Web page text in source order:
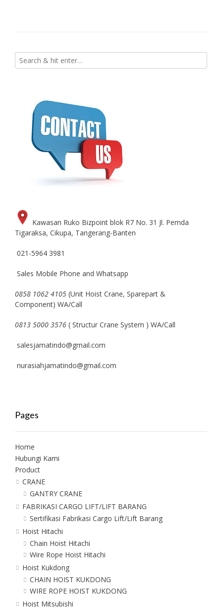
Kawasan Ruko Bizpoint blok R7 No. 31 Jl. Pemda
Tigaraksa, Cikupa, Tangerang-Banten
021-5964 3981
Sales Mobile Phone and Whatsapp
0858 1062 4105 (Unit Hoist Crane, Sparepart &
Component) WA/Call
0813 5000 3576 ( Structur Crane System ) WA/Call
salesjamatindo@gmail.com
nurasiahjamatindo@gmail.com
Pages
Home
Hubungi Kami
Product
CRANE
GANTRY CRANE
FABRIKASI CARGO LIFT/LIFT BARANG
Sertifikasi Fabrikasi Cargo Lift/Lift Barang
Hoist Hitachi
Chain Hoist Hitachi
Wire Rope Hoist Hitachi
Hoist Kukdong
CHAIN HOIST KUKDONG
WIRE ROPE HOIST KUKDONG
Hoist Mitsubishi